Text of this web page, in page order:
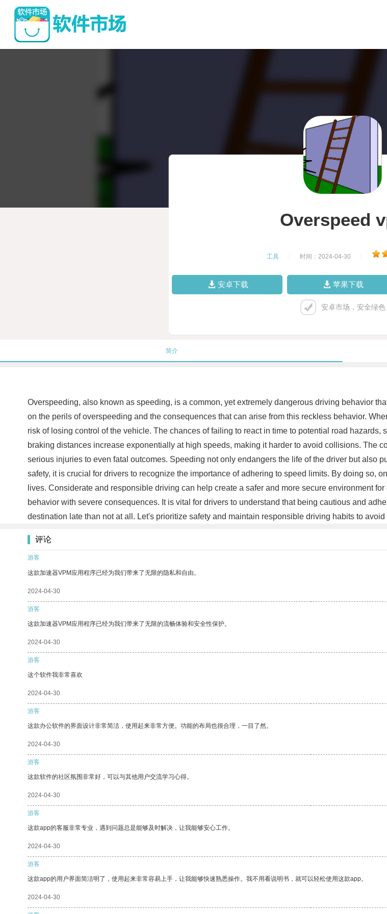
Overspeed
工具 时间：2024-04-30
安卓下载 苹果下载
安卓市场，安全绿色
简介
Overspeeding, also known as speeding, is a common, yet extremely dangerous driving behavior
on the perils of overspeeding and the consequences that can arise from this reckless behavior.
risk of losing control of the vehicle. The chances of failing to react in time to potential road
braking distances increase exponentially at high speeds, making it harder to avoid collisions. The
serious injuries to even fatal outcomes. Speeding not only endangers the life of the driver but also
safety, it is crucial for drivers to recognize the importance of adhering to speed limits. By doing so,
lives. Considerate and responsible driving can help create a safer and more secure environment
behavior with severe consequences. It is vital for drivers to understand that being cautious and
destination late than not at all. Let's prioritize safety and maintain responsible driving habits to
评论
游客
这款加速器VPM应用程序已经为我们带来了无限的隐私和自由。
2024-04-30
游客
这款加速器VPM应用程序已经为我们带来了无限的流畅体验和安全性保护。
2024-04-30
游客
这个软件我非常喜欢
2024-04-30
游客
这款办公软件的界面设计非常简洁，使用起来非常方便。功能的布局也很合理，一目了然。
2024-04-30
游客
这款软件的社区氛围非常好，可以与其他用户交流学习心得。
2024-04-30
游客
这款app的客服非常专业，遇到问题总是能够及时解决，让我能够安心工作。
2024-04-30
游客
这款app的用户界面简洁明了，使用起来非常容易上手，让我能够快速熟悉操作。我不用看说明书，就可以轻松使用这款app。
2024-04-30